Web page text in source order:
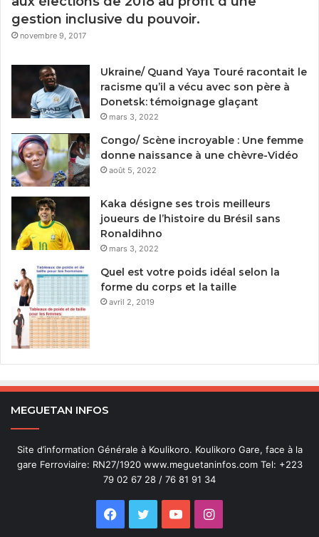
gestion inclusive du pouvoir.
novembre 9, 2017
Ukraine/ Quand Yaya Touré racontait le
racisme qu’il a vécu avec son père à
Donetsk: témoignage glaçant
mars 3, 2022
Congo/ Scène incroyable : Une femme
donne naissance à une chèvre-Vidéo
août 5, 2022
Kaka désigne ses trois meilleurs
joueurs de l’histoire du Brésil sans
Ronaldihno
mars 3, 2022
Quel est votre poids idéal selon la
forme du corps et la taille
avril 2, 2019
MEGUETAN INFOS
Site d’information Générale à Koulikoro. Koulikoro Gare, face à la
gare Ferroviaire: RN27/1920 www.meguetaninfos.com Tel: +223
79 02 67 28 / 76 81 91 34
Facebook
Twitter YouTubeInstagram